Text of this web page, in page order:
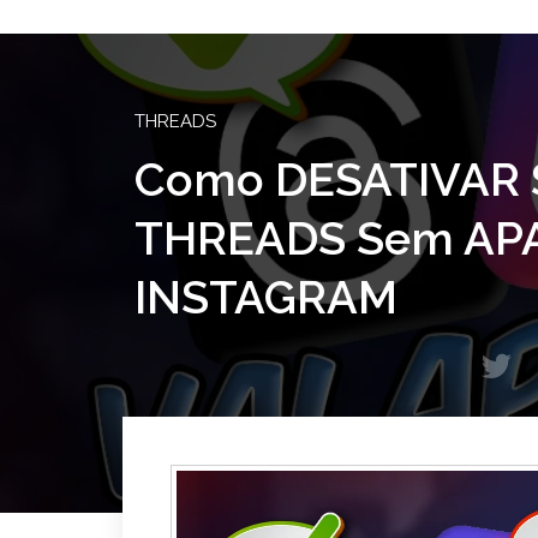
THREADS
Como
THREADS Sem
INSTAGRAM
T
w
i